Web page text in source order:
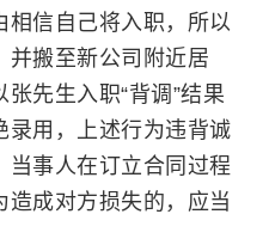
相信自己将入职，所以
并搬至新公司附近居
先生入职“背调”结果
录用，上述行为违背诚
当事人在订立合同过程
造成对方损失的，应当